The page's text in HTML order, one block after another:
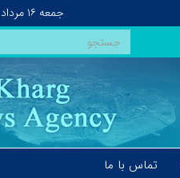
جمعه ۱۶ مرداد ۱۴۰۵
تماس با ما